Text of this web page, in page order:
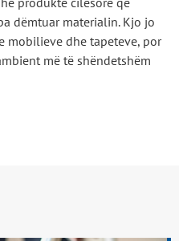
dëmtuar materialin. Kjo jo
mobilieve dhe tapeteve, por
më të shëndetshëm